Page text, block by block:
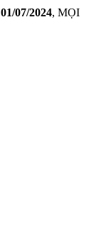
01/07/2024, MỌI